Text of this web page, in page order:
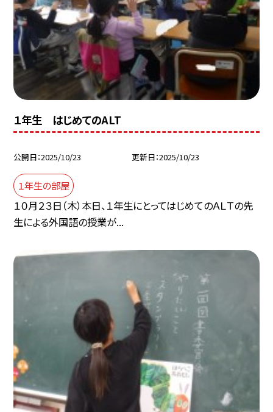
１年生 はじめてのALT
公開日 2025/10/23 更新日 2025/10/23
１年生の部屋
１０月２３日（木）本日、１年生にとってはじめてのＡＬＴの先
生による外国語の授業が...